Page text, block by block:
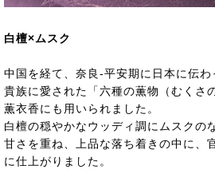
白檀×ムスク
中国を経て、奈良-平安期に日本に伝
貴族に愛された「六種の薫物（むくさ
薫衣香にも用いられました。
白檀の穏やかなウッディ調にムスクの
甘さを重ね、上品な落ち着きの中に、
に仕上がりました。